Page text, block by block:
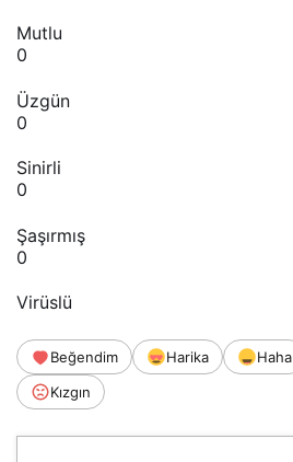
Mutlu
0
Üzgün
0
Sinirli
0
Şaşırmış
0
Virüslü
Beğendim Harika Haha
Kızgın